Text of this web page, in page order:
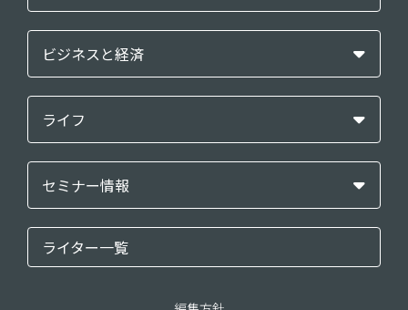
ビジネスと経済
ライフ
セミナー情報
ライター一覧